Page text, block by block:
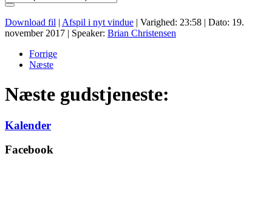
Download fil | Afspil i nyt vindue | Varighed: 23:58 | Dato: 19.
november 2017 | Speaker: Brian Christensen
Forrige
Næste
Næste gudstjeneste:
Kalender
Facebook